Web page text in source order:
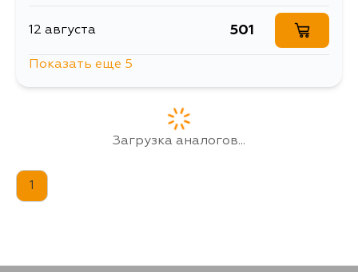
12 августа 501
17 августа
Показать еще 5
Загрузка аналогов...
1